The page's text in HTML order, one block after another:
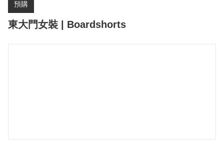
預購
東大門女裝 | Boardshorts